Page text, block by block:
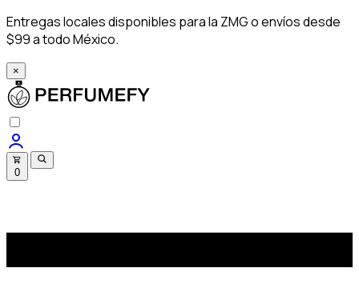
Entregas locales disponibles para la ZMG o envíos desde
$99 a todo México.
×
0